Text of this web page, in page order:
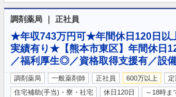
調剤薬局 ｜ 正社員
★年収743万円可★年間休日120日以
実績有り★【熊本市東区】年間休日
／福利厚生◎／資格取得支援有／設
調剤薬局 一般薬剤師 正社員 600万以上
住宅補助(手当)・寮・社宅
休日120日 ～18時ま